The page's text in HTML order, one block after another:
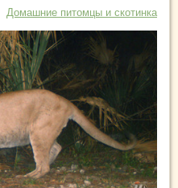
Домашние питомцы и скотинка